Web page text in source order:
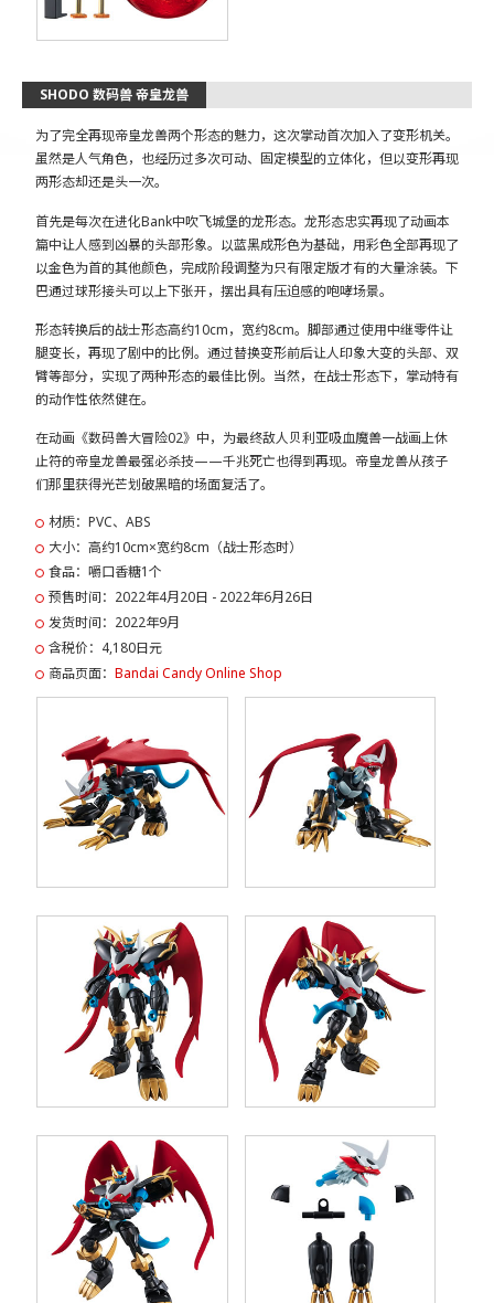
SHODO 数码兽 帝皇龙兽
为了完全再现帝皇龙兽两个形态的魅力，这次掌动首次加入了变形机关。
虽然是人气角色，也经历过多次可动、固定模型的立体化，但以变形再现
两形态却还是头一次。
首先是每次在进化Bank中吹飞城堡的龙形态。龙形态忠实再现了动画本
篇中让人感到凶暴的头部形象。以蓝黑成形色为基础，用彩色全部再现了
以金色为首的其他颜色，完成阶段调整为只有限定版才有的大量涂装。下
巴通过球形接头可以上下张开，摆出具有压迫感的咆哮场景。
形态转换后的战士形态高约10cm，宽约8cm。脚部通过使用中继零件让
腿变长，再现了剧中的比例。通过替换变形前后让人印象大变的头部、双
臂等部分，实现了两种形态的最佳比例。当然，在战士形态下，掌动特有
的动作性依然健在。
在动画《数码兽大冒险02》中，为最终敌人贝利亚吸血魔兽一战画上休
止符的帝皇龙兽最强必杀技——千兆死亡也得到再现。帝皇龙兽从孩子
们那里获得光芒划破黑暗的场面复活了。
材质：PVC、ABS
大小：高约10cm×宽约8cm（战士形态时）
食品：嚼口香糖1个
预售时间：2022年4月20日 - 2022年6月26日
发货时间：2022年9月
含税价：4,180日元
商品页面： Bandai Candy Online Shop